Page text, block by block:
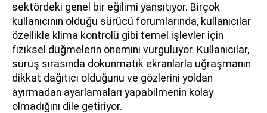
sektördeki genel bir eğilimi yansıtıyor. Birçok
kullanıcının olduğu sürücü forumlarında, kullanıcılar
özellikle klima kontrolü gibi temel işlevler için
fiziksel düğmelerin önemini vurguluyor. Kullanıcılar,
sürüş sırasında dokunmatik ekranlarla uğraşmanın
dikkat dağıtıcı olduğunu ve gözlerini yoldan
ayırmadan ayarlamaları yapabilmenin kolay
olmadığını dile getiriyor.